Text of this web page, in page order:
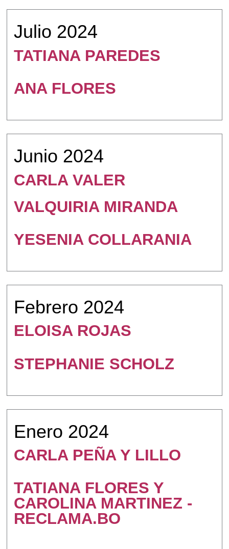
Julio 2024
TATIANA PAREDES
ANA FLORES
Junio 2024
CARLA VALER
VALQUIRIA MIRANDA
YESENIA COLLARANIA
Febrero 2024
ELOISA ROJAS
STEPHANIE SCHOLZ
Enero 2024
CARLA PEÑA Y LILLO
TATIANA FLORES Y
CAROLINA MARTINEZ -
RECLAMA.BO